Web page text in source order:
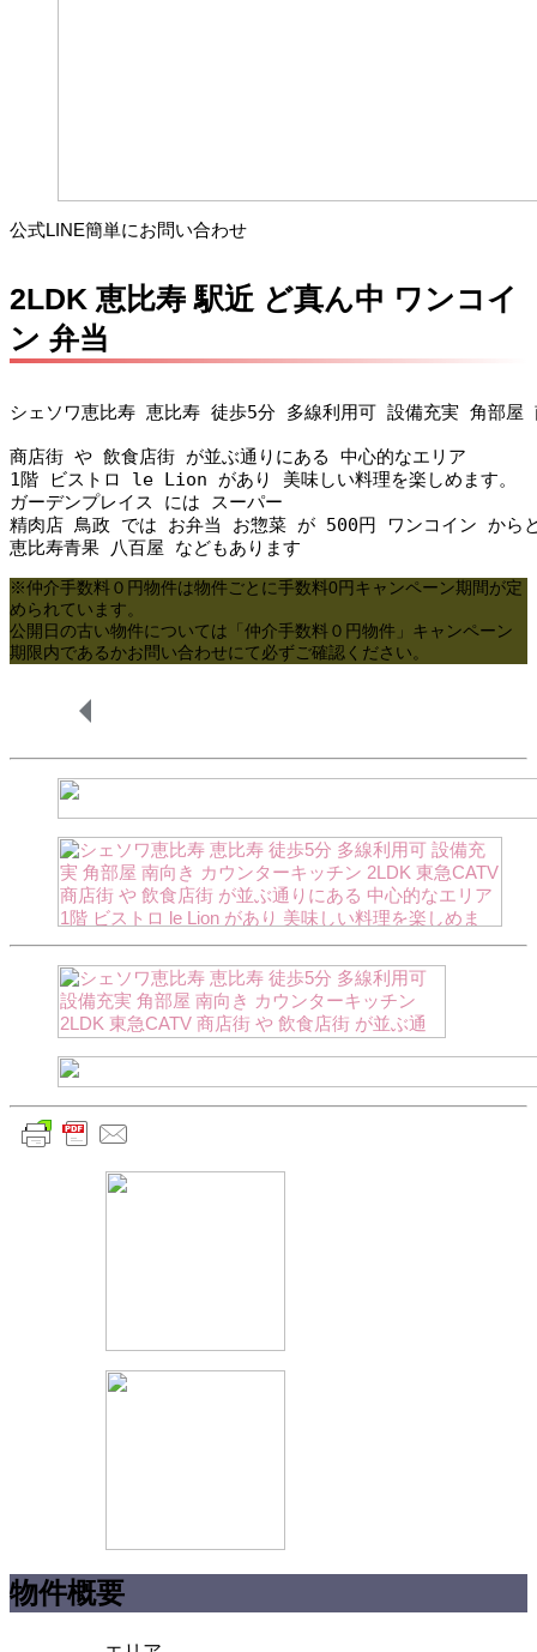
公式LINE簡単にお問い合わせ
2LDK 恵比寿 駅近 ど真ん中 ワンコイ
ン 弁当
シェソワ恵比寿 恵比寿 徒歩5分 多線利用可 設備充実 角部屋
商店街 や 飲食店街 が並ぶ通りにある 中心的なエリア
1階 ビストロ le Lion があり 美味しい料理を楽しめます。
ガーデンプレイス には スーパー
精肉店 鳥政 では お弁当 お惣菜 が 500円 ワンコイン から
恵比寿青果 八百屋 などもあります
※仲介手数料０円物件は物件ごとに手数料0円キャンペーン期間が定
められています。
公開日の古い物件については「仲介手数料０円物件」キャンペーン
期限内であるかお問い合わせにて必ずご確認ください。
物件概要